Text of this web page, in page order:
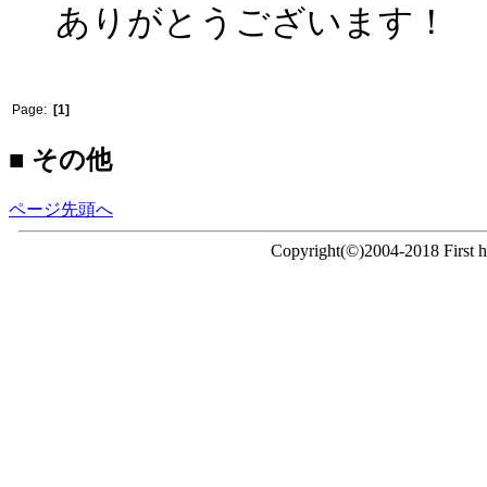
ありがとうございます！
Page: [1]
■ その他
ページ先頭へ
Copyright(©)2004-2018 First